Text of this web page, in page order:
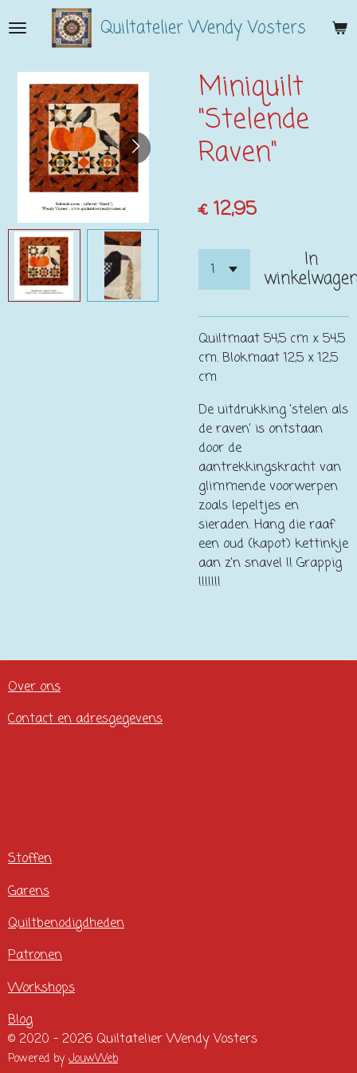
direct
de
hoofdinhoud
Quiltatelier Wendy Vosters
Miniquilt
"Stelende
Raven"
€ 12,95
In
Quiltmaat 54,5 cm x 54,5
cm. Blokmaat 12,5 x 12,5
cm
De uitdrukking 'stelen als
de raven' is ontstaan
door de
aantrekkingskracht van
glimmende voorwerpen
zoals lepeltjes en
sieraden. Hang die raaf
een oud (kapot) kettinkje
aan z'n snavel !! Grappig
!!!!!!!
Over ons
Contact en adresgegevens
Stoffen
Garens
Quiltbenodigdheden
Patronen
Workshops
Blog
© 2020 - 2026 Quiltatelier Wendy Vosters
Powered byJouwWeb